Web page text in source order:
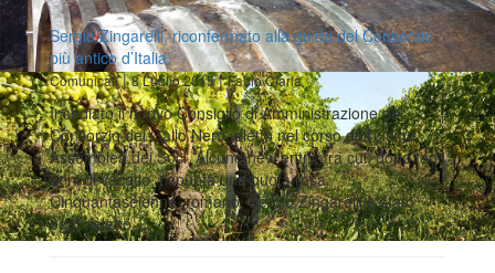
Sergio Zingarelli, riconfermato alla guida del Consorzio
più antico d’Italia.
Comunicati|8 Luglio 2015|Fabio Ciarla
Insediato il nuovo Consiglio di Amministrazione del
Consorzio del Gallo Nero, eletto nel corso dell’ultima
Assemblea dei Soci. Alcune new entry, fra cui, dopo tanti
anni di vacatio, rispunta una quota rosa.
Cinquantaseienne, romano, Sergio Zingarelli è stato
oggi rieletto…